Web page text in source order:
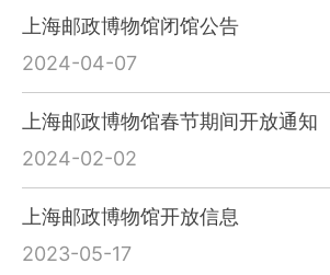
上海邮政博物馆闭馆公告
2024-04-07
上海邮政博物馆春节期间开放通知
2024-02-02
上海邮政博物馆开放信息
2023-05-17